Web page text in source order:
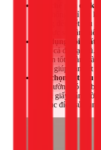
Hạn chế phá dỡ kết
nhà không chỉ tốn
hưởng đến kết cấu
khi thực sự cần
Tận dụng nội thất
bỏ tất cả đồ đạc cũ.
gỗ còn tốt hoàn
dụng, giúp bạn tiết
Lựa chọn vật liệu
cao thường có độ
so với giấy dán
về mục đích sử